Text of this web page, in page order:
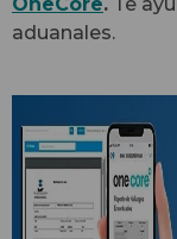
aduanales.